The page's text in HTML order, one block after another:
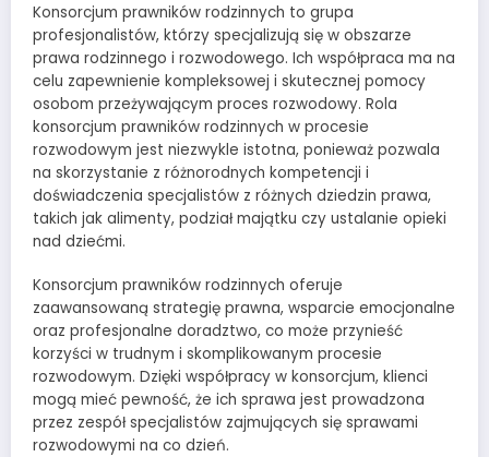
Konsorcjum prawników rodzinnych to grupa
profesjonalistów, którzy specjalizują się w obszarze
prawa rodzinnego i rozwodowego. Ich współpraca ma na
celu zapewnienie kompleksowej i skutecznej pomocy
osobom przeżywającym proces rozwodowy. Rola
konsorcjum prawników rodzinnych w procesie
rozwodowym jest niezwykle istotna, ponieważ pozwala
na skorzystanie z różnorodnych kompetencji i
doświadczenia specjalistów z różnych dziedzin prawa,
takich jak alimenty, podział majątku czy ustalanie opieki
nad dziećmi.
Konsorcjum prawników rodzinnych oferuje
zaawansowaną strategię prawna, wsparcie emocjonalne
oraz profesjonalne doradztwo, co może przynieść
korzyści w trudnym i skomplikowanym procesie
rozwodowym. Dzięki współpracy w konsorcjum, klienci
mogą mieć pewność, że ich sprawa jest prowadzona
przez zespół specjalistów zajmujących się sprawami
rozwodowymi na co dzień.